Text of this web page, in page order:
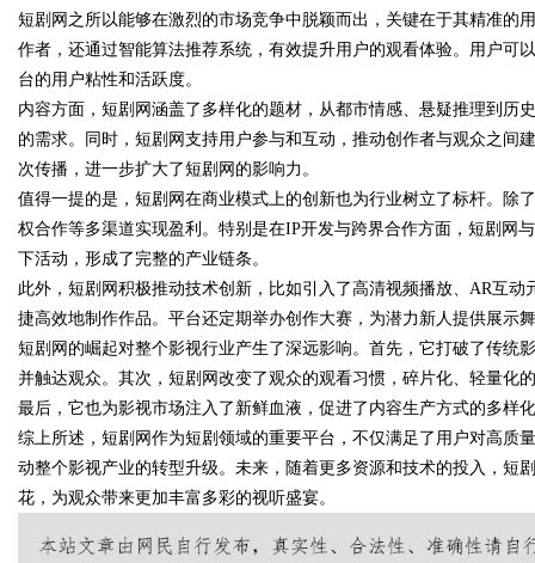
uz
!
Bo
短剧网之所以能够在激烈的市场竞争中脱颖而出，关键在于其精准的
作者，还通过智能算法推荐系统，有效提升用户的观看体验。用户可
台的用户粘性和活跃度。
内容方面，短剧网涵盖了多样化的题材，从都市情感、悬疑推理到历
的需求。同时，短剧网支持用户参与和互动，推动创作者与观众之间
次传播，进一步扩大了短剧网的影响力。
值得一提的是，短剧网在商业模式上的创新也为行业树立了标杆。除
权合作等多渠道实现盈利。特别是在IP开发与跨界合作方面，短剧网
下活动，形成了完整的产业链条。
此外，短剧网积极推动技术创新，比如引入了高清视频播放、AR互
捷高效地制作作品。平台还定期举办创作大赛，为潜力新人提供展示
短剧网的崛起对整个影视行业产生了深远影响。首先，它打破了传统
并触达观众。其次，短剧网改变了观众的观看习惯，碎片化、轻量化
最后，它也为影视市场注入了新鲜血液，促进了内容生产方式的多样
综上所述，短剧网作为短剧领域的重要平台，不仅满足了用户对高质
动整个影视产业的转型升级。未来，随着更多资源和技术的投入，短
花，为观众带来更加丰富多彩的视听盛宴。